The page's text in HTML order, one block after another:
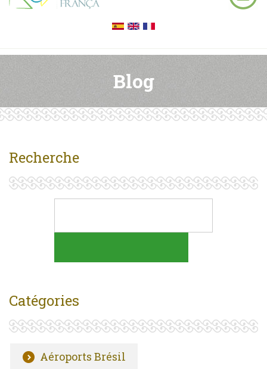
Blog
Recherche
Catégories
Aéroports Brésil